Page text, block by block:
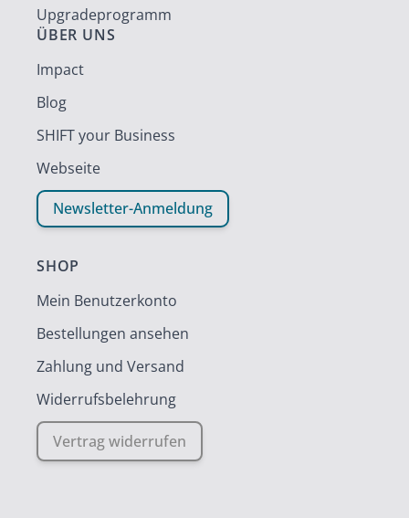
Upgradeprogramm
ÜBER UNS
Impact
Blog
SHIFT your Business
Webseite
Newsletter-Anmeldung
SHOP
Mein Benutzerkonto
Bestellungen ansehen
Zahlung und Versand
Widerrufsbelehrung
Vertrag widerrufen